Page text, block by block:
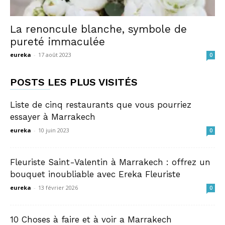
La renoncule blanche, symbole de
pureté immaculée
eureka - 17 août 2023 0
POSTS LES PLUS VISITÉS
Liste de cinq restaurants que vous pourriez
essayer à Marrakech
eureka - 10 juin 2023 0
Fleuriste Saint-Valentin à Marrakech : offrez un
bouquet inoubliable avec Ereka Fleuriste
eureka - 13 février 2026 0
10 Choses à faire et à voir a Marrakech